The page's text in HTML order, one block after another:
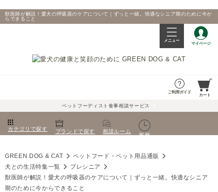
獣医師が解説！愛犬の呼吸器のケアについて｜ずっと一緒。快適なシニア期のために今か
らできること
メニュー
マイページ
ご利用ガイド
カート
ペットフーディスト食事相談サービス
カテゴリで探す ブランドで探す 相談ルーム
履歴
GREEN DOG & CAT
ペットフード・ペット用品通販
犬との生活特集一覧
プレシニア
獣医師が解説！愛犬の呼吸器のケアについて｜ずっと一緒。快適なシニア
期のために今からできること